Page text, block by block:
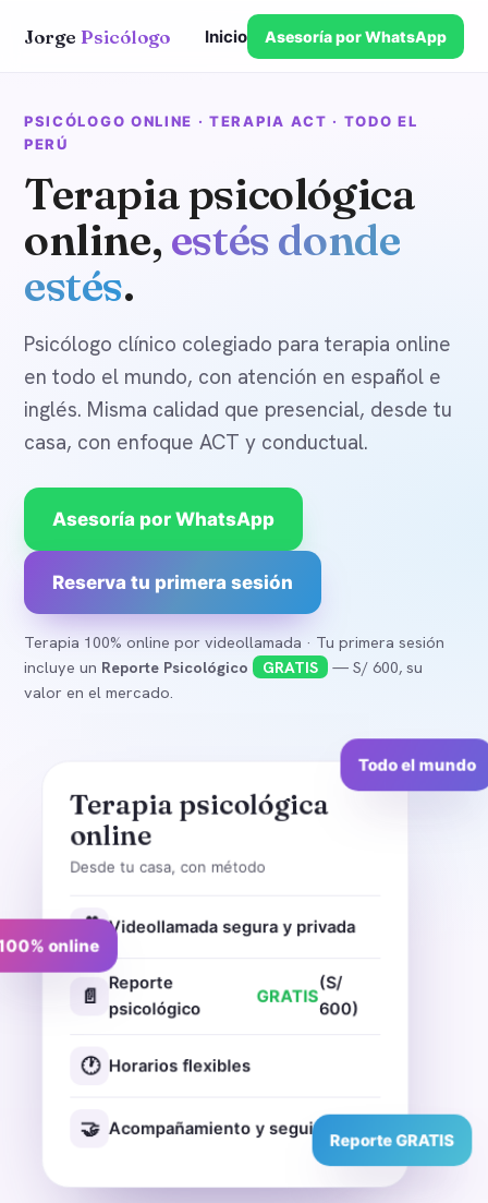
Jorge Psicólogo Inicio Asesoría por WhatsApp
PSICÓLOGO ONLINE · TERAPIA ACT · TODO EL
PERÚ
Terapia psicológica
online, estés donde
estés.
Psicólogo clínico colegiado para terapia online
en todo el mundo, con atención en español e
inglés. Misma calidad que presencial, desde tu
casa, con enfoque ACT y conductual.
Asesoría por WhatsApp
Reserva tu primera sesión
Terapia 100% online por videollamada · Tu primera sesión
incluye un Reporte Psicológico GRATIS
— S/ 600, su
valor en el mercado.
Terapia psicológica
online
Desde tu casa, con método
🎥 Videollamada segura y privada
📄
Reporte
psicológico
GRATIS
(S/
600)
🕐 Horarios flexibles
🤝 Acompañamiento y seguimiento
Todo el mundo
online
Reporte GRATIS